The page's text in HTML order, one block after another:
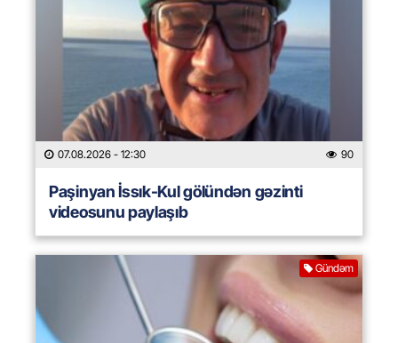
07.08.2026 - 12:30 90
Paşinyan İssık-Kul gölündən gəzinti
videosunu paylaşıb
Gündəm